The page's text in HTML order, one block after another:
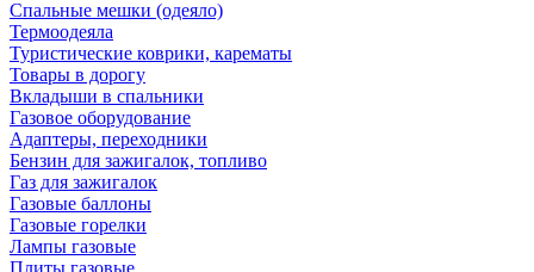
Спальные мешки (одеяло)
Термоодеяла
Туристические коврики, карематы
Товары в дорогу
Вкладыши в спальники
Газовое оборудование
Адаптеры, переходники
Бензин для зажигалок, топливо
Газ для зажигалок
Газовые баллоны
Газовые горелки
Лампы газовые
Плиты газовые